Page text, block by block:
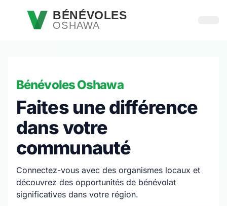
Passer au contenu principal
BÉNÉVOLES
OSHAWA
Bénévoles Oshawa
Faites une différence
dans votre
communauté
Connectez-vous avec des organismes locaux et
découvrez des opportunités de bénévolat
significatives dans votre région.